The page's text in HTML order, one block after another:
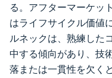
る。アフターマーケッ
はライフサイクル価値
ルネックは、熟練した
中する傾向があり、技
落または一貫性を欠く